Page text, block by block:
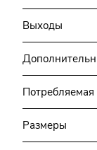
Выходы
Размеры